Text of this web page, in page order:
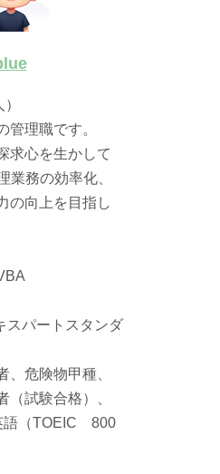
管理職です。
求心を生かして
業務の効率化、
の向上を目指し
スパートスタンダ
、危険物甲種、
（試験合格）、
語（TOEIC 800